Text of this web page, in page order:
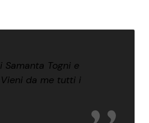
Togni e
Vieni da me tutti i